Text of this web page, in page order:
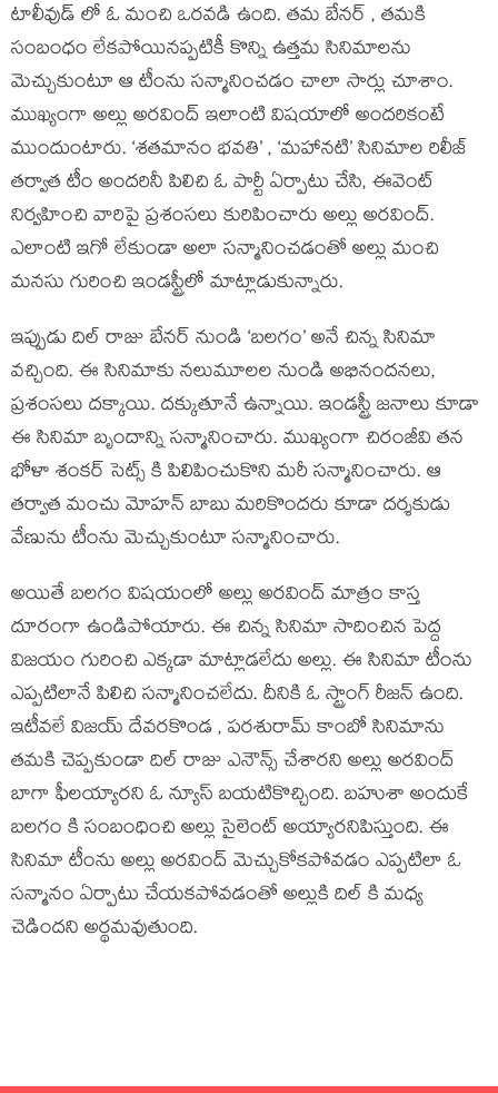
టాలీవుడ్ లో ఓ మంచి ఒరవడి ఉంది. తమ బేనర్ , తమకి
సంబంధం లేకపోయినప్పటికీ కొన్ని ఉత్తమ సినిమాలను
మెచ్చుకుంటూ ఆ టీంను సన్మానించడం చాలా సార్లు చూశాం.
ముఖ్యంగా అల్లు అరవింద్ ఇలాంటి విషయాలో అందరికంటే
ముందుంటారు. ‘శతమానం భవతి’ , ‘మహానటి’ సినిమాల రిలీజ్
తర్వాత టీం అందరినీ పిలిచి ఓ పార్టీ ఏర్పాటు చేసి, ఈవెంట్
నిర్వహించి వారిపై ప్రశంసలు కురిపించారు అల్లు అరవింద్.
ఎలాంటి ఇగో లేకుండా అలా సన్మానించడంతో అల్లు మంచి
మనసు గురించి ఇండస్ట్రీలో మాట్లాడుకున్నారు.
ఇప్పుడు దిల్ రాజు బేనర్ నుండి ‘బలగం’ అనే చిన్న సినిమా
వచ్చింది. ఈ సినిమాకు నలుమూలల నుండి అభినందనలు,
ప్రశంసలు దక్కాయి. దక్కుతూనే ఉన్నాయి. ఇండస్ట్రీ జనాలు కూడా
ఈ సినిమా బృందాన్ని సన్మానించారు. ముఖ్యంగా చిరంజీవి తన
భోళా శంకర్ సెట్స్ కి పిలిపించుకొని మరీ సన్మానించారు. ఆ
తర్వాత మంచు మోహన్ బాబు మరికొందరు కూడా దర్శకుడు
వేణును టీంను మెచ్చుకుంటూ సన్మానించారు.
అయితే బలగం విషయంలో అల్లు అరవింద్ మాత్రం కాస్త
దూరంగా ఉండిపోయారు. ఈ చిన్న సినిమా సాదించిన పెద్ద
విజయం గురించి ఎక్కడా మాట్లాడలేదు అల్లు. ఈ సినిమా టీంను
ఎప్పటిలానే పిలిచి సన్మానించలేదు. దీనికి ఓ స్ట్రాంగ్ రీజన్ ఉంది.
ఇటీవలే విజయ్ దేవరకొండ , పరశురామ్ కాంబో సినిమాను
తమకి చెప్పకుండా దిల్ రాజు ఎనౌన్స్ చేశారని అల్లు అరవింద్
బాగా ఫీలయ్యారని ఓ న్యూస్ బయటికొచ్చింది. బహుశా అందుకే
బలగం కి సంబంధించి అల్లు సైలెంట్ అయ్యారనిపిస్తుంది. ఈ
సినిమా టీంను అల్లు అరవింద్ మెచ్చుకోకపోవడం ఎప్పటిలా ఓ
సన్మానం ఏర్పాటు చేయకపోవడంతో అల్లుకి దిల్ కి మధ్య
చెడిందని అర్థమవుతుంది.